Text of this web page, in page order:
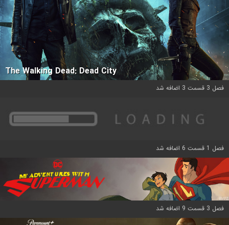
The Walking Dead: Dead City
فصل 3 قسمت 3 اضافه شد
فصل 1 قسمت 6 اضافه شد
فصل 3 قسمت 9 اضافه شد